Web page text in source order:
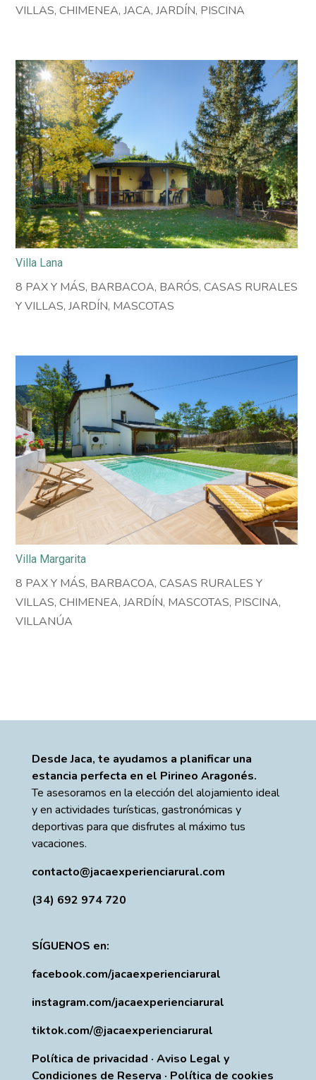
VILLAS,CHIMENEA,JACA,JARDÍN, PISCINA
Villa Lana
8 PAX Y MÁS, BARBACOA, BARÓS,CASAS RURALES
Y VILLAS,JARDÍN, MASCOTAS
Villa Margarita
8 PAX Y MÁS, BARBACOA,CASAS RURALES Y
VILLAS,CHIMENEA,JARDÍN, MASCOTAS, PISCINA,
VILLANÚA
Desde Jaca, te ayudamos a planificar una
estancia perfecta en el Pirineo Aragonés.
Te asesoramos en la elección del alojamiento ideal
y en actividades turísticas, gastronómicas y
deportivas para que disfrutes al máximo tus
vacaciones.
contacto@jacaexperienciarural.com
(34) 692 974 720
SÍGUENOS en:
facebook.com/jacaexperienciarural
instagram.com/jacaexperienciarural
tiktok.com/@jacaexperienciarural
Política de privacidad · Aviso Legal y
Condiciones de Reserva · Política de cookies